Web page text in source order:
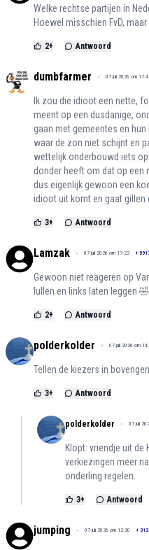
Welke rechtse partijen in
Hoewel misschien FvD,
2+ Antwoord
dumbfarmer 07 juli 2026 om
Ik zou die idioot een nette,
meent op een dusdanige,
gaan met gemeentes en
waar de zon niet schijnt en
wettelijk onderbouwd iets
donder heeft om dat op een
dus eigenlijk gewoon een
idioot uit komt en gaat gillen
3+ Antwoord
Lamzak 07 juli 2026 om 17:22 +
Gewoon niet reageren op
lullen en links laten leggen
2+ Antwoord
polderkolder 07 juli 2026 om
Tellen de kiezers in
3+ Antwoord
polderkolder 07 juli
Klopt: vriendje uit de
verkiezingen meer
onderling regelen.
3+ Antwoord
jumping 07 juli 2026 om 12:30 +